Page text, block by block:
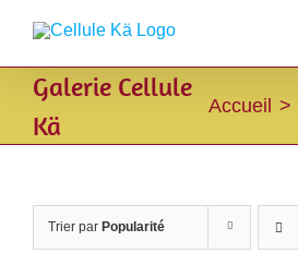
contenu
Galerie Cellule
Kä
Accueil
Trier par Popularité